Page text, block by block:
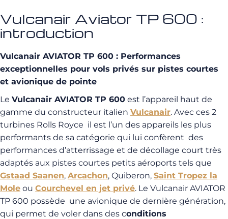
Vulcanair Aviator TP 600 :
introduction
Vulcanair AVIATOR TP 600 : Performances
exceptionnelles pour vols privés sur pistes courtes
et avionique de pointe
Le Vulcanair AVIATOR TP 600 est l’appareil haut de
gamme du constructeur italien Vulcanair. Avec ces 2
turbines Rolls Royce il est l’un des appareils les plus
performants de sa catégorie qui lui confèrent des
performances d’atterrissage et de décollage court très
adaptés aux pistes courtes petits aéroports tels que
Gstaad Saanen, Arcachon, Quiberon, Saint Tropez la
Mole ou Courchevel en jet privé. Le Vulcanair AVIATOR
TP 600 possède une avionique de dernière génération,
qui permet de voler dans des conditions